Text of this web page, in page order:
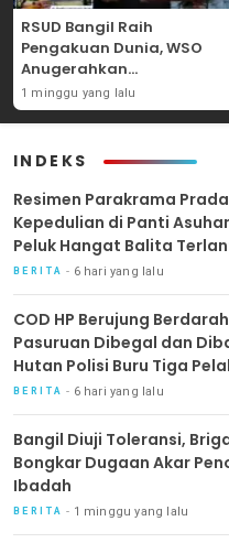
RSUD Bangil Raih
Pengakuan Dunia, WSO
Anugerahkan
Penghargaan
Internasional untuk
1 minggu yang lalu
INDEKS
Resimen Parakrama
Kepedulian di Panti
Peluk Hangat Balita
Dengan Hati”
BERITA 6 hari yang lalu
COD HP Berujung
Pasuruan Dibegal dan
Hutan Polisi Buru Tiga
BERITA 6 hari yang lalu
Bangil Diuji Toleransi,
Bongkar Dugaan Akar
Ibadah
BERITA 1 minggu yang lalu